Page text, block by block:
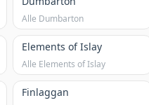
Alle Dumbarton
Elements of Islay
Alle Elements of Islay
Finlaggan